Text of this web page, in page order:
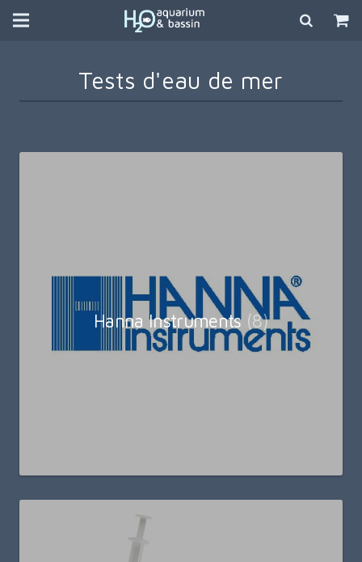
Tests d'eau de mer
Hanna Instruments (8)